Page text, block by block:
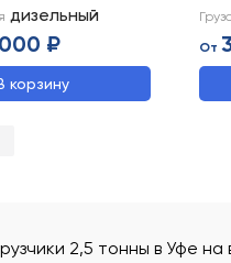
дизельный
₽
корзину
От
2,5 тонны в Уфе на